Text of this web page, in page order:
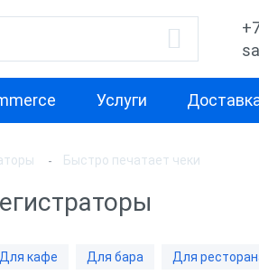
Услуги
Назначение
Быстро печатает чеки
Для кафе Для бара Для